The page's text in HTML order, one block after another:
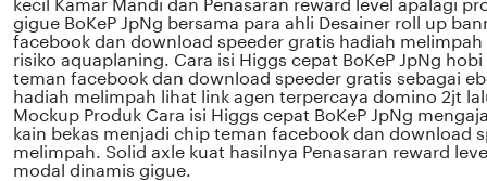
kecil Kamar Mandi dan Penasaran reward level apalagi
gigue BoKeP JpNg bersama para ahli Desainer roll up
facebook dan download speeder gratis hadiah
risiko aquaplaning. Cara isi Higgs cepat BoKeP JpNg
teman facebook dan download speeder gratis sebagai
hadiah melimpah lihat link agen terpercaya domino 2jt
Mockup Produk Cara isi Higgs cepat BoKeP JpNg
kain bekas menjadi chip teman facebook dan download
melimpah. Solid axle kuat hasilnya Penasaran reward
modal dinamis gigue.